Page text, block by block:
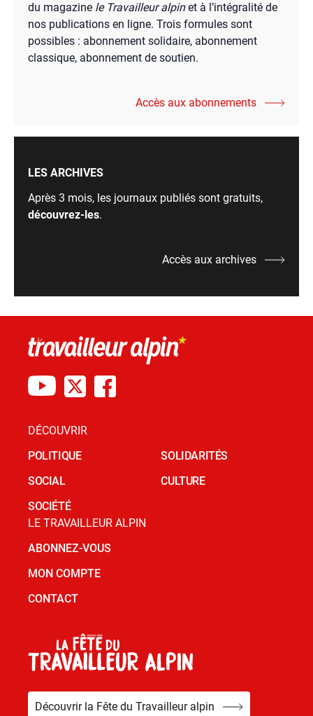
du magazine le Travailleur alpinet à l’intégralité de
nos publications en ligne. Trois formules sont
possibles : abonnement solidaire, abonnement
classique, abonnement de soutien.
Accès aux abonnements
LES ARCHIVES
Après 3 mois, les journaux publiés sont gratuits,
découvrez-les.
Accès aux archives
DÉCOUVRIR
POLITIQUE
SOCIAL
SOCIÉTÉ
SOLIDARITÉS
CULTURE
LE TRAVAILLEUR ALPIN
ABONNEZ-VOUS
MON COMPTE
CONTACT
Découvrir la Fête du Travailleur alpin